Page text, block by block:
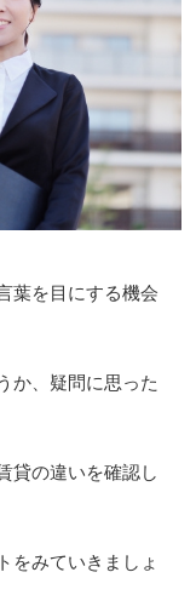
葉を目にする機会
か、疑問に思った
貸の違いを確認し
をみていきましょ